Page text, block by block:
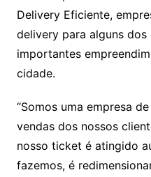
Delivery Eficiente,
delivery para alguns dos
importantes
cidade.
“Somos uma empresa
vendas dos nossos
nosso ticket é atingido
fazemos, é